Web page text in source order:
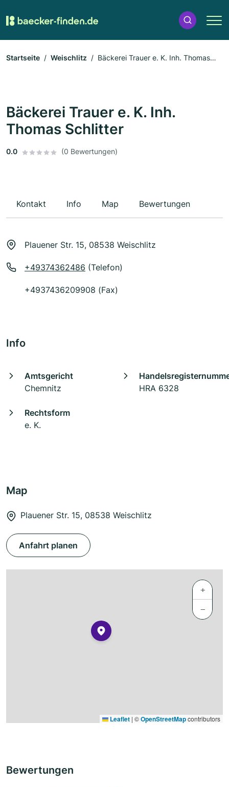
Startseite Weischlitz
Bäckerei Trauer e. K. Inh. Thomas
Bäckerei Trauer e. K. Inh.
Thomas Schlitter
0.0 (0 Bewertungen)
Kontakt Info Map Bewertungen
Plauener Str. 15, 08538 Weischlitz
+49374362486 (Telefon)
+4937436209908 (Fax)
Info
Amtsgericht
Chemnitz
HRA 6328
Rechtsform
e. K.
Map
Plauener Str. 15, 08538 Weischlitz
Anfahrt planen
+
−
Leaflet | ©OpenStreetMapcontributors
Bewertungen